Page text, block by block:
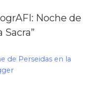
Noche de
de Perseidas en la